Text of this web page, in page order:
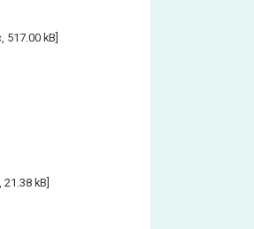
517.00 kB]
21.38 kB]